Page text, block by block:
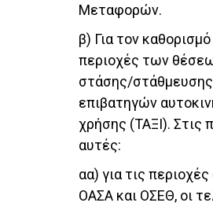
Μεταφορών.
β) Για τον
περιοχές των
στάσης/
επιβατηγών
χρήσης (ΤΑΞΙ). Στις
αυτές:
αα) για τις
ΟΑΣΑ και ΟΣΕΘ, οι